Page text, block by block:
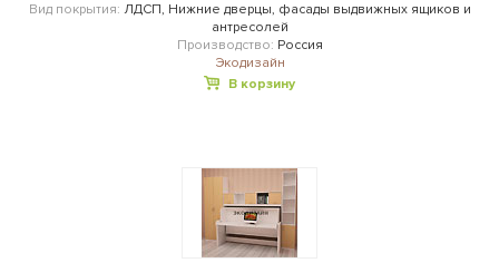
Вид покрытия: ЛДСП, Нижние дверцы, фасады выдвижных ящиков и
антресолей
Производство: Россия
Экодизайн
В корзину